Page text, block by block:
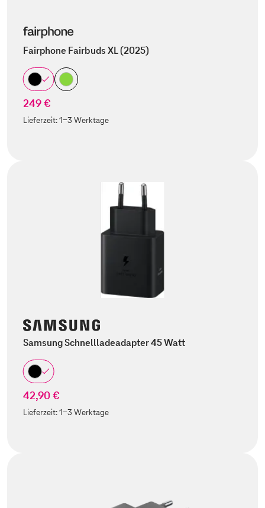
Fairphone Fairbuds XL (2025)
249 €
Lieferzeit:1-3 Werktage
Samsung Schnellladeadapter 45 Watt
42,90 €
Lieferzeit:1-3 Werktage